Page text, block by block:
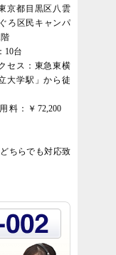
京都目黒区八雲
ろ区民キャンパ
10台
セス：東急東横
大学駅」から徒
料：￥72,200
ちらでも対応致